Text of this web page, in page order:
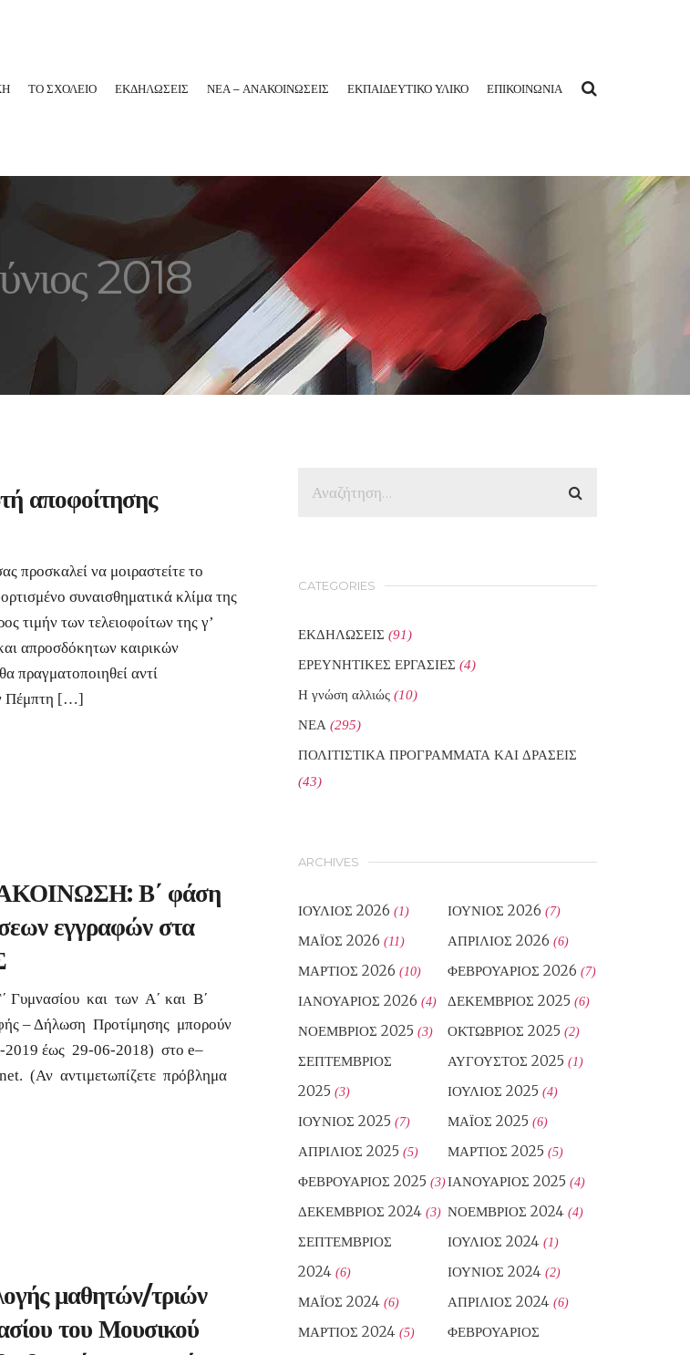
ΤΟ ΣΧΟΛΕΙΟ ΕΚΔΗΛΩΣΕΙΣ ΝΕΑ – ΑΝΑΚΟΙΝΩΣΕΙΣ ΕΚΠΑΙΔΕΥΤΙΚΟ ΥΛΙΚΟ ΕΠΙΚΟΙΝΩΝΙΑ
2018
αποφοίτησης
προσκαλεί να μοιραστείτε το
συναισθηματικά κλίμα της
τιμήν των τελειοφοίτων της γ’
απροσδόκητων καιρικών
πραγματοποιηθεί αντί
Πέμπτη […]
Β΄ φάση
εγγραφών στα
και των Α΄ και Β΄
– Δήλωση Προτίμησης μπορούν
2019 έως 29-06-2018) στο e–
(Αν αντιμετωπίζετε πρόβλημα
μαθητών/τριών
του Μουσικού
CATEGORIES
ΕΚΔΗΛΩΣΕΙΣ (91)
ΕΡΕΥΝΗΤΙΚΕΣ ΕΡΓΑΣΙΕΣ (4)
Η γνώση αλλιώς (10)
ΝΕΑ (295)
ΠΟΛΙΤΙΣΤΙΚΑ ΠΡΟΓΡΑΜΜΑΤΑ ΚΑΙ ΔΡΑΣΕΙΣ
(43)
ARCHIVES
ΙΟΎΛΙΟΣ 2026 (1) ΙΟΎΝΙΟΣ 2026 (7)
ΜΆΙΟΣ 2026 (11) ΑΠΡΊΛΙΟΣ 2026 (6)
ΜΆΡΤΙΟΣ 2026 (10) ΦΕΒΡΟΥΆΡΙΟΣ 2026 (7)
ΙΑΝΟΥΆΡΙΟΣ 2026 (4) ΔΕΚΈΜΒΡΙΟΣ 2025 (6)
ΝΟΈΜΒΡΙΟΣ 2025 (3) ΟΚΤΏΒΡΙΟΣ 2025 (2)
ΣΕΠΤΈΜΒΡΙΟΣ
2025 (3)
ΑΎΓΟΥΣΤΟΣ 2025 (1)
ΙΟΎΛΙΟΣ 2025 (4)
ΙΟΎΝΙΟΣ 2025 (7) ΜΆΙΟΣ 2025 (6)
ΑΠΡΊΛΙΟΣ 2025 (5) ΜΆΡΤΙΟΣ 2025 (5)
ΦΕΒΡΟΥΆΡΙΟΣ 2025 (3)ΙΑΝΟΥΆΡΙΟΣ 2025 (4)
ΔΕΚΈΜΒΡΙΟΣ 2024 (3) ΝΟΈΜΒΡΙΟΣ 2024 (4)
ΣΕΠΤΈΜΒΡΙΟΣ
2024 (6)
ΙΟΎΛΙΟΣ 2024 (1)
ΙΟΎΝΙΟΣ 2024 (2)
ΜΆΙΟΣ 2024 (6) ΑΠΡΊΛΙΟΣ 2024 (6)
ΜΆΡΤΙΟΣ 2024 (5)
ΦΕΒΡΟΥΆΡΙΟΣ